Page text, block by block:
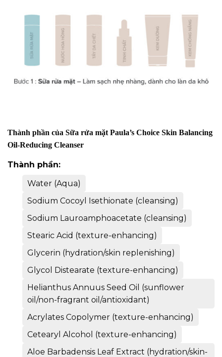
Thành phần của Sữa rửa mặt Paula’s Choice Skin Balancing
Oil-Reducing Cleanser
Thành phần:
Water (Aqua)
Sodium Cocoyl Isethionate (cleansing)
Sodium Lauroamphoacetate (cleansing)
Stearic Acid (texture-enhancing)
Glycerin (hydration/skin replenishing)
Glycol Distearate (texture-enhancing)
Helianthus Annuus Seed Oil (sunflower
oil/non-fragrant oil/antioxidant)
Acrylates Copolymer (texture-enhancing)
Cetearyl Alcohol (texture-enhancing)
Aloe Barbadensis Leaf Extract (hydration/skin-